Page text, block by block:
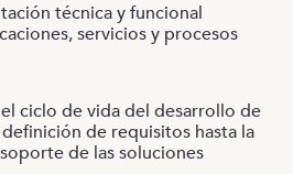
técnica y funcional
servicios y procesos
ciclo de vida del desarrollo de
de requisitos hasta la
de las soluciones